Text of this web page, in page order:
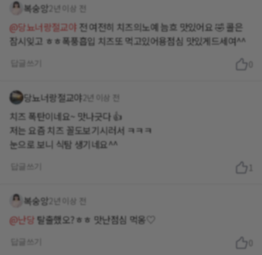
복숭앙2년 이상 전
@당뇨너랑절교야 전 여전히 치즈의노예 늠흐 맛있어요 🤣 콜은
잠시잊고 ㅎㅎ폭풍흡입 치즈또 먹고있어용점심 맛있게드세여^^
당뇨너랑절교야2년 이상 전
치즈 폭탄이네요~ 맛나긋다 👍
저는 요즘 치즈 꼴도보기시러서 ㅋㅋㅋ
1
복숭앙2년 이상 전
@난당 탈출했오?ㅎㅎ 맛난점심 먹옹♡